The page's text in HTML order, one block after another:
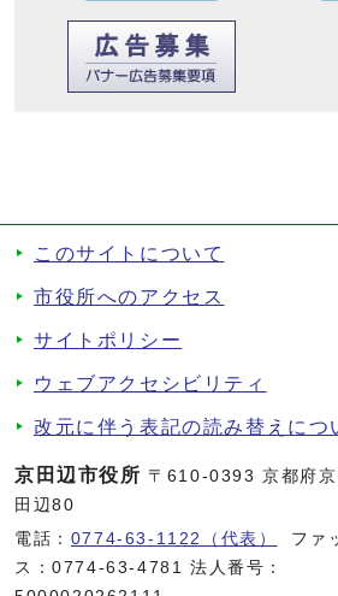
このサイトについて
市役所へのアクセス
サイトポリシー
ウェブアクセシビリティ
改元に伴う表記の読み替えにつ
京田辺市役所 〒610-0393 京都府京
田辺80
電話： 0774-63-1122（代表）
ファ
ス：0774-63-4781 法人番号：